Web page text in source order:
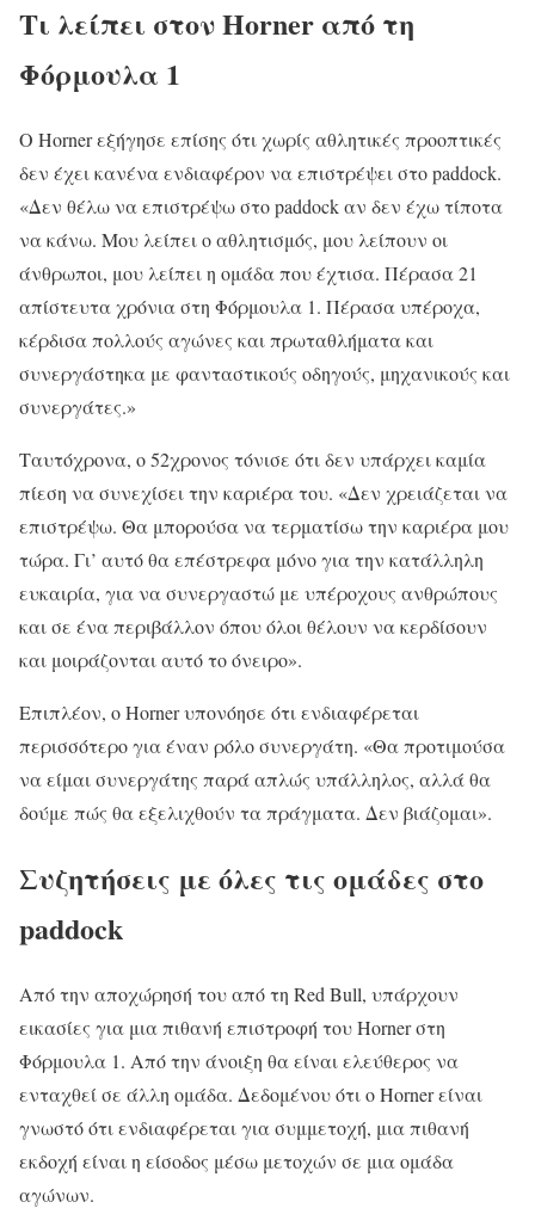
Τι λείπει στον Horner από τη
Φόρμουλα 1
Ο Horner εξήγησε επίσης ότι χωρίς αθλητικές προοπτικές
δεν έχει κανένα ενδιαφέρον να επιστρέψει στο paddock.
«Δεν θέλω να επιστρέψω στο paddock αν δεν έχω τίποτα
να κάνω. Μου λείπει ο αθλητισμός, μου λείπουν οι
άνθρωποι, μου λείπει η ομάδα που έχτισα. Πέρασα 21
απίστευτα χρόνια στη Φόρμουλα 1. Πέρασα υπέροχα,
κέρδισα πολλούς αγώνες και πρωταθλήματα και
συνεργάστηκα με φανταστικούς οδηγούς, μηχανικούς και
συνεργάτες.»
Ταυτόχρονα, ο 52χρονος τόνισε ότι δεν υπάρχει καμία
πίεση να συνεχίσει την καριέρα του. «Δεν χρειάζεται να
επιστρέψω. Θα μπορούσα να τερματίσω την καριέρα μου
τώρα. Γι’ αυτό θα επέστρεφα μόνο για την κατάλληλη
ευκαιρία, για να συνεργαστώ με υπέροχους ανθρώπους
και σε ένα περιβάλλον όπου όλοι θέλουν να κερδίσουν
και μοιράζονται αυτό το όνειρο».
Επιπλέον, ο Horner υπονόησε ότι ενδιαφέρεται
περισσότερο για έναν ρόλο συνεργάτη. «Θα προτιμούσα
να είμαι συνεργάτης παρά απλώς υπάλληλος, αλλά θα
δούμε πώς θα εξελιχθούν τα πράγματα. Δεν βιάζομαι».
Συζητήσεις με όλες τις ομάδες στο
paddock
Από την αποχώρησή του από τη Red Bull, υπάρχουν
εικασίες για μια πιθανή επιστροφή του Horner στη
Φόρμουλα 1. Από την άνοιξη θα είναι ελεύθερος να
ενταχθεί σε άλλη ομάδα. Δεδομένου ότι ο Horner είναι
γνωστό ότι ενδιαφέρεται για συμμετοχή, μια πιθανή
εκδοχή είναι η είσοδος μέσω μετοχών σε μια ομάδα
αγώνων.